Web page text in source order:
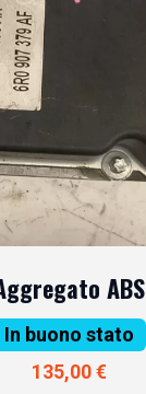
ABS
In buono stato
135,00 €